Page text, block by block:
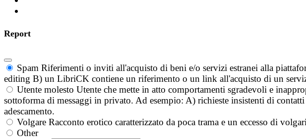
Report
Spam Riferimenti o inviti all'acquisto di beni e/o servizi estranei alla
editing B) un LibriCK contiene un riferimento o un link all'acquisto di un
Utente molesto Utente che mette in atto comportamenti sgradevoli e
sottoforma di messaggi in privato. Ad esempio: A) richieste insistenti di
adescamento.
Volgare Racconto erotico caratterizzato da poca trama e un eccesso di
Other